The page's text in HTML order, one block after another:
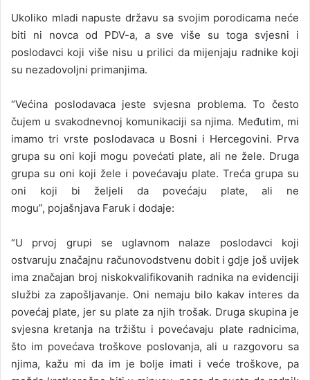
Ukoliko mladi napuste državu sa svojim porodicama neće
biti ni novca od PDV-a, a sve više su toga svjesni i
poslodavci koji više nisu u prilici da mijenjaju radnike koji
su nezadovoljni primanjima.
“Većina poslodavaca jeste svjesna problema. To često
čujem u svakodnevnoj komunikaciji sa njima. Međutim, mi
imamo tri vrste poslodavaca u Bosni i Hercegovini. Prva
grupa su oni koji mogu povećati plate, ali ne žele. Druga
grupa su oni koji žele i povećavaju plate. Treća grupa su
oni koji bi željeli da povećaju plate, ali ne
mogu”, pojašnjava Faruk i dodaje:
“U prvoj grupi se uglavnom nalaze poslodavci koji
ostvaruju značajnu računovodstvenu dobit i gdje još uvijek
ima značajan broj niskokvalifikovanih radnika na evidenciji
službi za zapošljavanje. Oni nemaju bilo kakav interes da
povećaj plate, jer su plate za njih trošak. Druga skupina je
svjesna kretanja na tržištu i povećavaju plate radnicima,
što im povećava troškove poslovanja, ali u razgovoru sa
njima, kažu mi da im je bolje imati i veće troškove, pa